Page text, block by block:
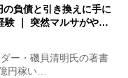
の負債と引き換えに手に
験 ｜ 突然マルサがや…
ー・磯貝清明氏の著書
円稼い…